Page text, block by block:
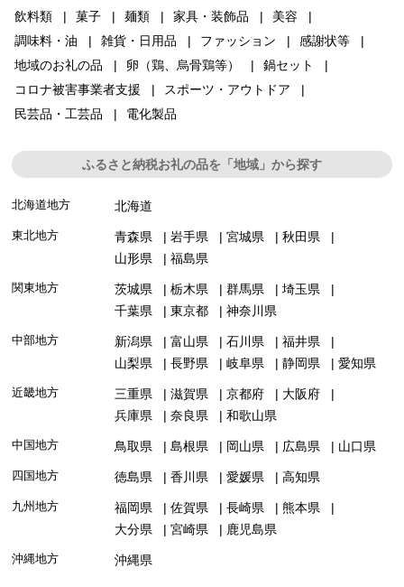
飲料類
菓子 麺類 家具・装飾品
美容
調味料・油
雑貨・日用品 ファッション
感謝状等
地域のお礼の品
卵（鶏、烏骨鶏等）
鍋セット
コロナ被害事業者支援
スポーツ・アウトドア
民芸品・工芸品
電化製品
ふるさと納税お礼の品を「地域」から探す
北海道地方 北海道
東北地方 青森県 岩手県 宮城県
秋田県
山形県
福島県
関東地方 茨城県 栃木県 群馬県
埼玉県
千葉県
東京都 神奈川県
中部地方 新潟県 富山県 石川県
福井県
山梨県
長野県 岐阜県 静岡県 愛知県
近畿地方 三重県 滋賀県 京都府
大阪府
兵庫県
奈良県 和歌山県
中国地方 鳥取県 島根県 岡山県 広島県 山口県
四国地方 徳島県 香川県 愛媛県 高知県
九州地方 福岡県 佐賀県 長崎県
熊本県
大分県
宮崎県 鹿児島県
沖縄地方 沖縄県